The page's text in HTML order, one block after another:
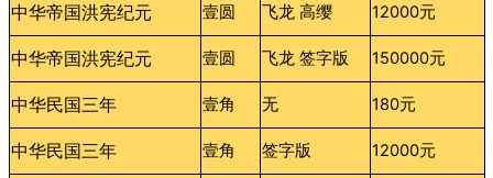
中华帝国洪宪纪元 壹圆 飞龙 高缨 12000元
中华帝国洪宪纪元 壹圆 飞龙 签字版 150000元
中华民国三年 壹角 无 180元
中华民国三年 壹角 签字版 12000元